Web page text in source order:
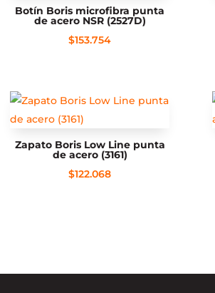
Botín Boris microfibra punta
de acero NSR (2527D)
$153.754
Zapato Boris Low Line punta
de acero (3161)
$122.068